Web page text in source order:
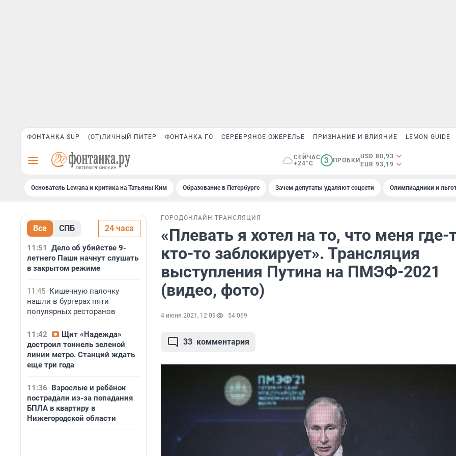
ФОНТАНКА SUP (ОТ)ЛИЧНЫЙ ПИТЕР ФОНТАНКА ГО СЕРЕБРЯНОЕ ОЖЕРЕЛЬЕ ПРИЗНАНИЕ И ВЛИЯНИЕ LEMON GUIDE
СЕЙЧАС
+24°C
3 ПРОБКИ
USD 80,93
EUR 93,19
Основатель Levrana и критика на Татьяны Ким Образование в Петербурге Зачем депутаты удаляют соцсети Олимпиадники и
Все СПБ 24 часа
11:51
Дело об убийстве 9-
летнего Паши начнут слушать
в закрытом режиме
11:45 Кишечную палочку
нашли в бургерах пяти
популярных ресторанов
11:42
Щит «Надежда»
достроил тоннель зеленой
линии метро. Станций ждать
еще три года
11:36 Взрослые и ребёнок
пострадали из-за попадания
БПЛА в квартиру в
Нижегородской области
ГОРОДОНЛАЙН-ТРАНСЛЯЦИЯ
«Плевать я хотел на то, что меня где-
кто-то заблокирует». Трансляция
выступления Путина на ПМЭФ-2021
(видео, фото)
4 июня 2021, 12:09 54 069
33 комментария